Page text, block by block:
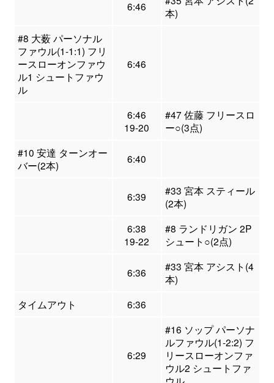
6:46
本)
#8 大薮 パーソナル
ファウル(1-1:1) フリ
ースローオンファウ
ル1 シュートファウ
ル
6:46
6:46
19-20
#47 佐藤 フリースロ
ー○(3点)
#10 安達 ターンオー
バー(2本)
6:40
6:39
#33 宮本 スティール
(2本)
6:38
19-22
#8 ランドリガン 2P
シュート○(2点)
6:36
#33 宮本 アシスト(4
本)
タイムアウト
6:36
6:29
#16 ソップ パーソナ
ルファウル(1-2:2) フ
リースローオンファ
ウル2 シュートファ